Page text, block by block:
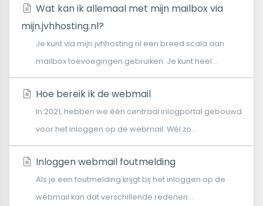
Wat kan ik allemaal met mijn mailbox via
mijn.jvhhosting.nl?
Je kunt via mijn.jvhhosting.nl een breed scala aan
mailbox toevoegingen gebruiken. Je kunt heel...
Hoe bereik ik de webmail
In 2021, hebben we één centraal inlogportal gebouwd
voor het inloggen op de webmail. Wél zo...
Inloggen webmail foutmelding
Als je een foutmelding krijgt bij het inloggen op de
webmail kan dat verschillende redenen...